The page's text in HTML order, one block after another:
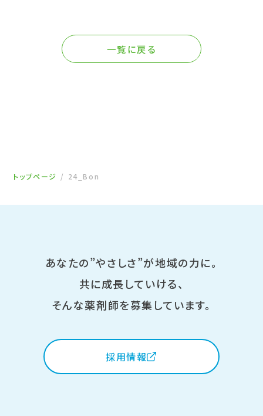
一覧に戻る
トップページ 24_Bon
あなたの”やさしさ”が地域の力に。
共に成長していける、
そんな薬剤師を募集しています。
採用情報